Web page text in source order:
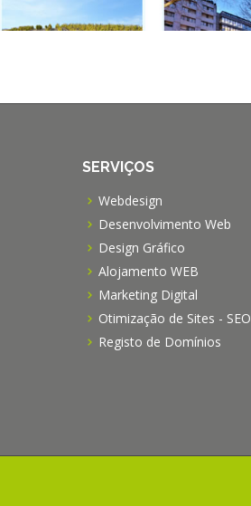
SERVIÇOS
Webdesign
Desenvolvimento Web
Design Gráfico
Alojamento WEB
Marketing Digital
Otimização de Sites - SEO
Registo de Domínios